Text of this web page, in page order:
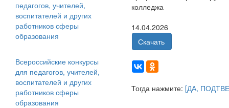
педагогов, учителей,
воспитателей и других
работников сферы
образования
Всероссийские конкурсы
для педагогов, учителей,
воспитателей и других
работников сферы
образования
колледжа
14.04.2026
Скачать
Тогда нажмите: [ДА,